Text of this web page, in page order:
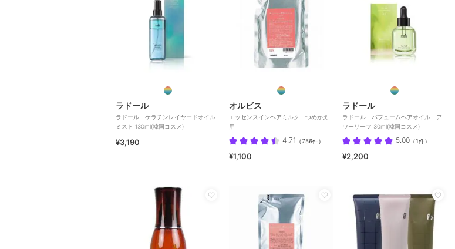
ラドール
ラドール ケラチンレイヤードオイル
ミスト 130ml(韓国コスメ)
¥3,190
オルビス
エッセンスインヘアミルク つめかえ
用
4.71 （756件）
¥1,100
ラドール
ラドール パフュームヘアオイル ア
ワーリーフ 30ml(韓国コスメ)
5.00 （1件）
¥2,200